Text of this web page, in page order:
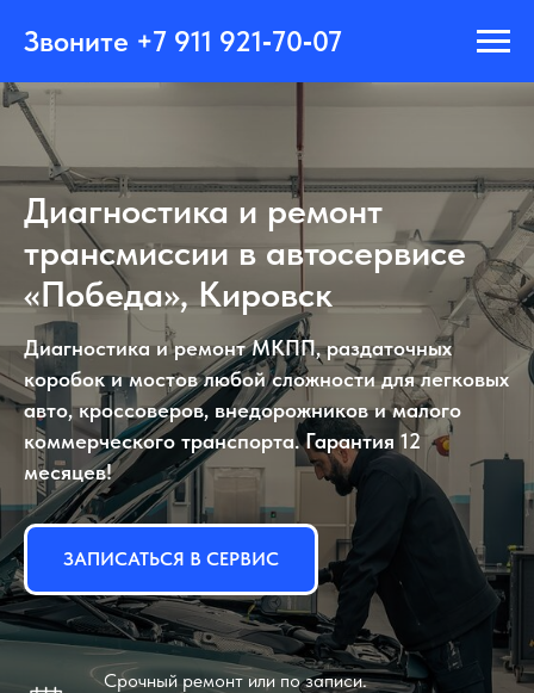
Звоните +7 911 921‑70‑07
Главная → Диагностика и ремонт трансмиссии
Диагностика и ремонт
трансмиссии в автосервисе
«Победа», Кировск
Диагностика и ремонт МКПП, раздаточных
коробок и мостов любой сложности для легковых
авто, кроссоверов, внедорожников и малого
коммерческого транспорта. Гарантия 12
месяцев!
ЗАПИСАТЬСЯ В СЕРВИС
Срочный ремонт или по записи.